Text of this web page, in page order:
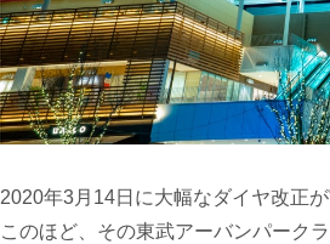
2020年3月14日に大幅なダイヤ改正
このほど、その東武アーバンパーク